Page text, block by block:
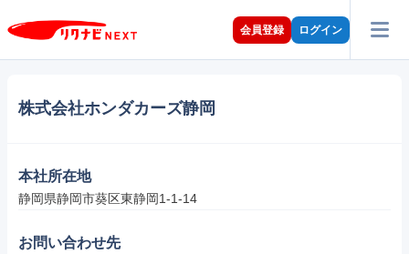
会員登録 ログイン
株式会社ホンダカーズ静岡
本社所在地
静岡県静岡市葵区東静岡1-1-14
お問い合わせ先